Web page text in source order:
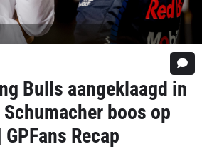
Bulls aangeklaagd in
boos op
Recap